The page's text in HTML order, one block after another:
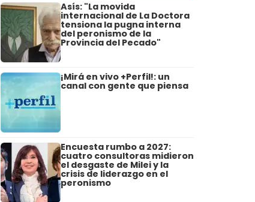
Asís: "La movida
internacional de La Doctora
tensiona la pugna interna
del peronismo de la
Provincia del Pecado"
¡Mirá en vivo +Perfil!: un
canal con gente que piensa
Encuesta rumbo a 2027:
cuatro consultoras midieron
el desgaste de Milei y la
crisis de liderazgo en el
peronismo